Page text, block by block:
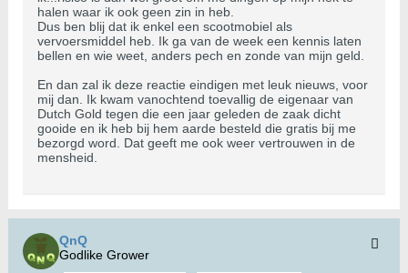
halen waar ik ook geen zin in heb.
Dus ben blij dat ik enkel een scootmobiel als
vervoersmiddel heb. Ik ga van de week een kennis laten
bellen en wie weet, anders pech en zonde van mijn geld.
En dan zal ik deze reactie eindigen met leuk nieuws, voor
mij dan. Ik kwam vanochtend toevallig de eigenaar van
Dutch Gold tegen die een jaar geleden de zaak dicht
gooide en ik heb bij hem aarde besteld die gratis bij me
bezorgd word. Dat geeft me ook weer vertrouwen in de
mensheid.
QnQ
Godlike Grower